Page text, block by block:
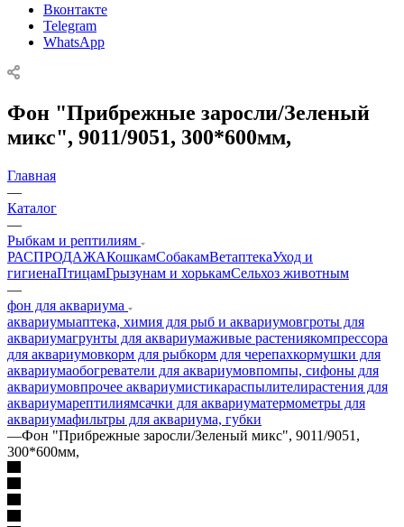
Вконтакте
Telegram
WhatsApp
Фон "Прибрежные заросли/Зеленый
микс", 9011/9051, 300*600мм,
Главная
—
Каталог
—
Рыбкам и рептилиям
РАСПРОДАЖАКошкамСобакамВетаптекаУход и
гигиенаПтицамГрызунам и хорькамСельхоз животным
—
фон для аквариума
аквариумыаптека, химия для рыб и аквариумовгроты для
аквариумагрунты для аквариумаживые растениякомпрессора
для аквариумовкорм для рыбкорм для черепахкормушки для
аквариумаобогреватели для аквариумовпомпы, сифоны для
аквариумовпрочее аквариумистикараспылителирастения для
аквариумарептилиямсачки для аквариуматермометры для
аквариумафильтры для аквариума, губки
—Фон "Прибрежные заросли/Зеленый микс", 9011/9051,
300*600мм,